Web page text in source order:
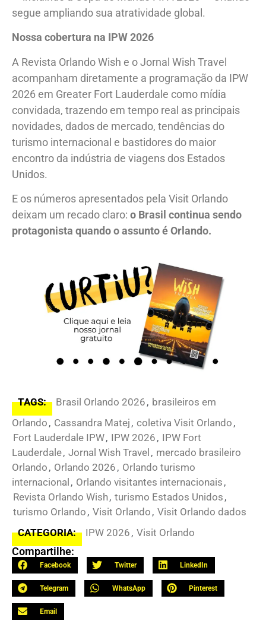
segue ampliando sua atratividade global.
Nossa cobertura na IPW 2026
A Revista Orlando Wish e o Jornal Wish Travel
acompanham diretamente a programação da IPW
2026 em Greater Fort Lauderdale como mídia
convidada, trazendo em tempo real as principais
novidades, dados de mercado, tendências do
turismo internacional e bastidores do maior
encontro da indústria de viagens dos Estados
Unidos.
E os números apresentados pela Visit Orlando
deixam um recado claro: o Brasil continua sendo
protagonista quando o assunto é Orlando.
TAGS: Brasil Orlando 2026 , brasileiros em
Orlando , Cassandra Matej , coletiva Visit Orlando ,
Fort Lauderdale IPW, IPW 2026 , IPW Fort
Lauderdale, Jornal Wish Travel , mercado brasileiro
Orlando , Orlando 2026 , Orlando turismo
internacional , Orlando visitantes internacionais ,
Revista Orlando Wish, turismo Estados Unidos ,
turismo Orlando , Visit Orlando , Visit Orlando dados
CATEGORIA:
IPW 2026 , Visit Orlando
Compartilhe:
Facebook Twitter LinkedIn
Telegram WhatsApp Pinterest
Email